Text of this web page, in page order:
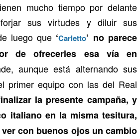
mucho tiempo por delante
sus virtudes y diluir sus
luego que ‘Carletto’ no parece
de ofrecerles esa vía en
aunque está alternando sus
primer equipo con las del Real
la presente campaña, y
italiano en la misma tesitura,
con buenos ojos un cambio